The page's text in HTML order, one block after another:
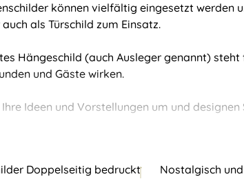
können vielfältig eingesetzt
als Türschild zum Einsatz.
Hängeschild (auch Ausleger genannt)
und Gäste wirken.
Ihre Ideen und Vorstellungen um und
Doppelseitig bedruckt Nostalgisch